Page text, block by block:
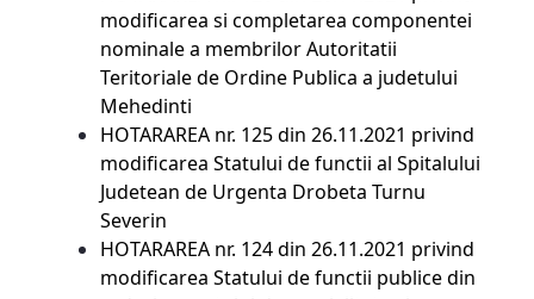
modificarea si completarea componentei
nominale a membrilor Autoritatii
Teritoriale de Ordine Publica a judetului
Mehedinti
HOTARAREA nr. 125 din 26.11.2021 privind
modificarea Statului de functii al Spitalului
Judetean de Urgenta Drobeta Turnu
Severin
HOTARAREA nr. 124 din 26.11.2021 privind
modificarea Statului de functii publice din